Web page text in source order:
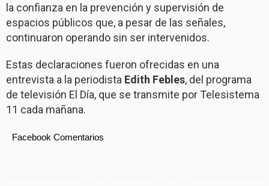
la confianza en la prevención y supervisión de
espacios públicos que, a pesar de las señales,
continuaron operando sin ser intervenidos.
Estas declaraciones fueron ofrecidas en una
entrevista a la periodista Edith Febles, del programa
de televisión El Día, que se transmite por Telesistema
11 cada mañana.
Facebook Comentarios